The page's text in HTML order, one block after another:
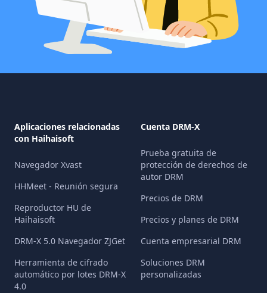
Aplicaciones relacionadas
con Haihaisoft
Navegador Xvast
HHMeet - Reunión segura
Reproductor HU de
Haihaisoft
DRM-X 5.0 Navegador ZJGet
Herramienta de cifrado
automático por lotes DRM-X
4.0
Cuenta DRM-X
Prueba gratuita de
protección de derechos de
autor DRM
Precios de DRM
Precios y planes de DRM
Cuenta empresarial DRM
Soluciones DRM
personalizadas